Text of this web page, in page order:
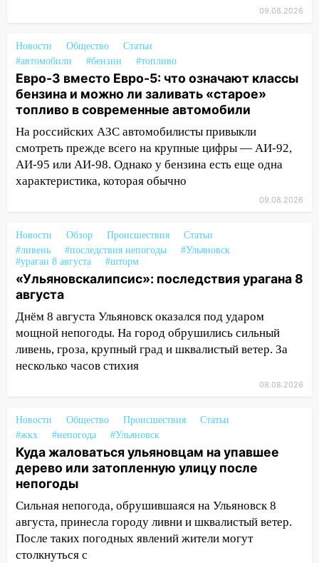
житель Вешкаймского района похитил у
знакомого 191 тысячу рублей
13:14 Ураган оторвал светофор на
проспекте Филатова в Ульяновске
13:12 Дерево пробило крышу дома на
Новгородской в Ульяновске и рухнуло
на электрощит
13:10 В Заволжском районе дерево
13:08
Ураган ударил по Ульяновску:
сорванные крыши, поваленные деревья,
затопленные улицы и остановившиеся
трамваи
12:17 Ульяновск накрыл крупный град:
после ливня город снова уходит под
воду
12:12 Прокуратура взяла на контроль
ДТП с шестилетним ребёнком на улице
12:01
Пьяная женщина сбила
шестилетнего ребёнка на улице
Федерации: возбуждено уголовное дело
11:16 В Ульяновске ищут 37-летнего
мужчину, пропавшего ещё 19 июля
10:30 От мотофристайла до прогулки с
хаски: куда сходить в Ульяновской
области 8–9 августа
09.08.2026
Новости Общество
Статьи
#автомобили
#бензин #топливо
Евро-3 вместо Евро-5: что означают классы
бензина и можно ли заливать «старое»
топливо в современные автомобили
На российских АЗС автомобилисты привыкли
смотреть прежде всего на крупные цифры — АИ-92,
АИ-95 или АИ-98. Однако у бензина есть еще одна
характеристика, которая обычно
09.08.2026
Новости Обзор Происшествия
Статьи
#ливень
#последствия непогоды
#Ульяновск
#ураган 8 августа
#шторм
«Ульяновскалипсис»: последствия урагана 8
августа
Днём 8 августа Ульяновск оказался под ударом
мощной непогоды. На город обрушились сильный
ливень, гроза, крупный град и шквалистый ветер. За
несколько часов стихия
08.08.2026
Новости Общество Происшествия
Статьи
#жкх
#непогода #Ульяновск
Куда жаловаться ульяновцам на упавшее
дерево или затопленную улицу после
непогоды
Сильная непогода, обрушившаяся на Ульяновск 8
августа, принесла городу ливни и шквалистый ветер.
После таких погодных явлений жители могут
столкнуться с